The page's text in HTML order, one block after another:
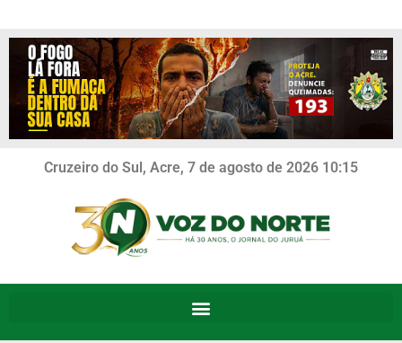
Cruzeiro do Sul, Acre, 7 de agosto de 2026 10:15